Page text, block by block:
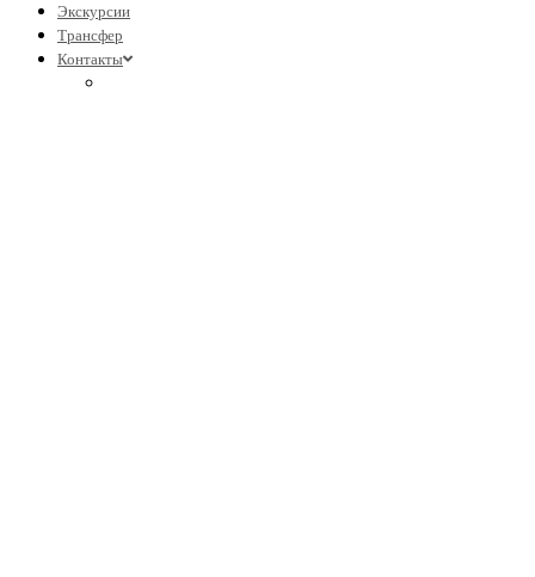
Экскурсии
Трансфер
Контакты